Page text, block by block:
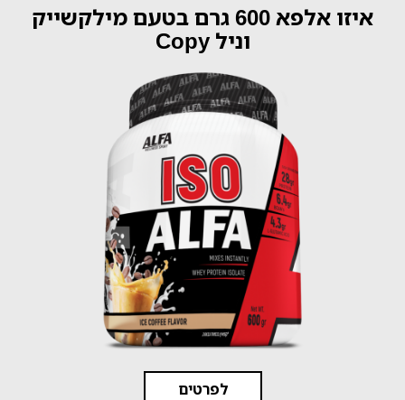
איזו אלפא 600 גרם בטעם מילקשייק
וניל Copy
לפרטים